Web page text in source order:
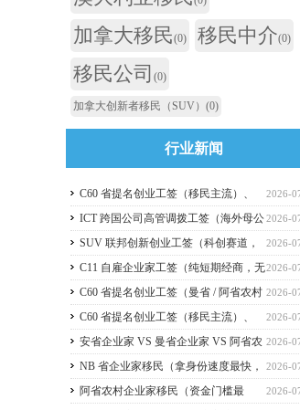
加拿大移民(0) 移民中介(0)
移民公司 (0)
加拿大创新者移民（SUV） (0)
行业新闻
2026-
C60 省提名创业工签（移民主流）、
C11 自雇工签、SUV 科创工签、ICT 跨国高
签比较
2026-
ICT 跨国公司高管调拨工签（海外母公
司开加拿大分公司）
2026-
SUV 联邦创新创业工签（科创赛道，
2026 暂停接收新申请）
2026-
C11 自雇企业家工签（纯短期经商，无
直接永居通道）
2026-
C60 省提名创业工签（曼省 / 阿省农村
/ NB 省，唯一稳定转永居，重点）
2026-
C60 省提名创业工签（移民主流）、
C11 自雇工签、SUV 科创工签、ICT 跨国高
签
2026-
安省企业家 VS 曼省企业家 VS 阿省农
村企业家 VS NB 省企业家 四合一详细对比
（2026 年 7 月最新官方政策）
2026-
NB 省企业家移民（拿身份速度最快，
短期创业过渡首选）
2026-
阿省农村企业家移民（资金门槛最